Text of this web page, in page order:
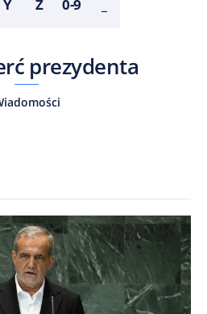
Y Z 0-9
prezydenta
Wiadomości